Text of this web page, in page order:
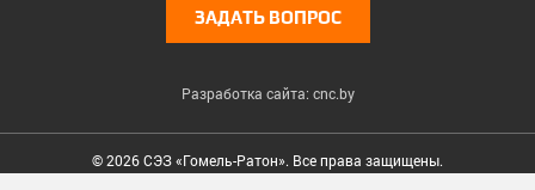
ЗАДАТЬ ВОПРОС
Разработка сайта: cnc.by
© 2026 СЭЗ «Гомель-Ратон». Все права защищены.